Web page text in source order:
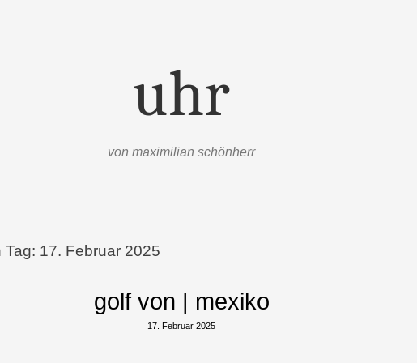
uhr
von maximilian schönherr
Tag: 17. Februar 2025
golf von | mexiko
17. Februar 2025